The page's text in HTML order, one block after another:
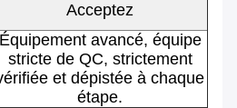
Acceptez
Équipement avancé, équipe
stricte de QC, strictement
et dépistée à chaque
étape.